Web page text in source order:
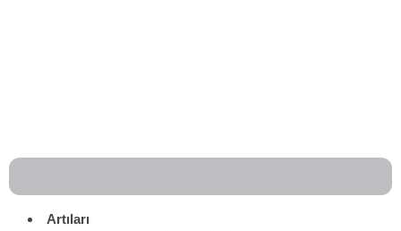
Artıları